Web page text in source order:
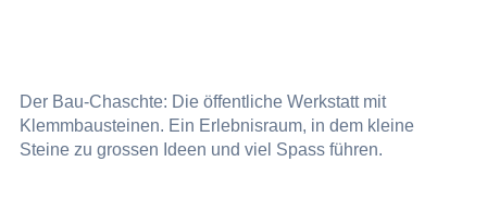
Der Bau-Chaschte: Die öffentliche Werkstatt mit
Klemmbausteinen. Ein Erlebnisraum, in dem kleine
Steine zu grossen Ideen und viel Spass führen.